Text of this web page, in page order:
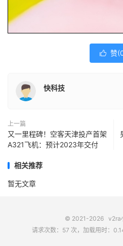
 赞(
快科技
上一篇
又一里程碑！空客天津投产首架
A321飞机：预计2023年交付
相关推荐
暂无文章
© 2021-2026 v2ra
请求次数：57 次，加载用时：